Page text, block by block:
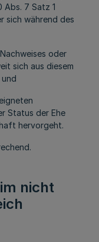
Abs. 7 Satz 1
sich während des
oder
sich aus diesem
Status der Ehe
hervorgeht.
nicht